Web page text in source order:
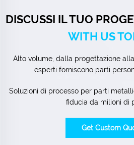
DISCUSSI IL TUO
WITH US
Alto volume, dalla progettazione
esperti forniscono parti
Soluzioni di processo per parti
fiducia da milioni di
Get Custom